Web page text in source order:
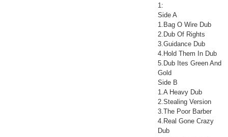
1:
Side A
1.Bag O Wire Dub
2.Dub Of Rights
3.Guidance Dub
4.Hold Them In Dub
5.Dub Ites Green And
Gold
Side B
1.A Heavy Dub
2.Stealing Version
3.The Poor Barber
4.Real Gone Crazy
Dub